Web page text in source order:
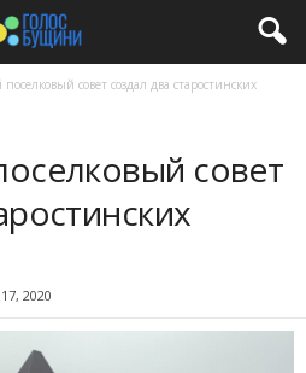
совет создал два старостинских
совет
2020